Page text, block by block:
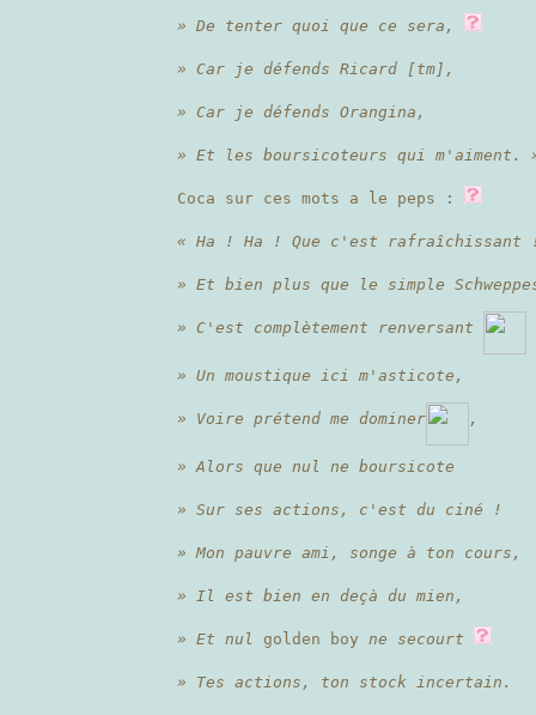
» De tenter quoi que ce sera,
» Car je défends Ricard [tm],
» Car je défends Orangina,
» Et les boursicoteurs qui m'aiment.
Coca sur ces mots a le peps :
« Ha ! Ha ! Que c'est rafraîchissant
» Et bien plus que le simple
» C'est complètement renversant
» Un moustique ici m'asticote,
» Voire prétend me dominer ,
» Alors que nul ne boursicote
» Sur ses actions, c'est du ciné !
» Mon pauvre ami, songe à ton cours,
» Il est bien en deçà du mien,
» Et nul golden boy ne secourt
» Tes actions, ton stock incertain.